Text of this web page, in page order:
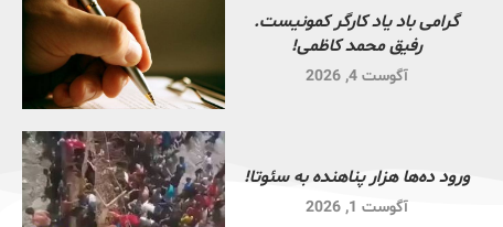
گرامی باد یاد کارگر کمونیست.
رفیق محمد کاظمی!
آگوست 4, 2026
ورود ده‌ها هزار پناهنده به سئوتا!
آگوست 1, 2026